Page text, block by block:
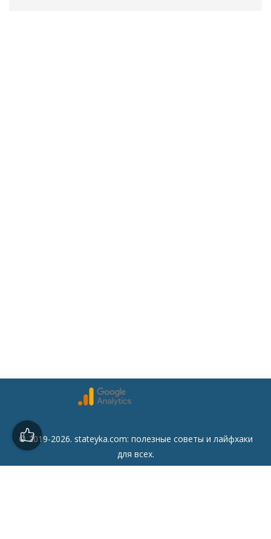
© 2019-2026. stateyka.com: полезные советы и лайфхаки
для всех.